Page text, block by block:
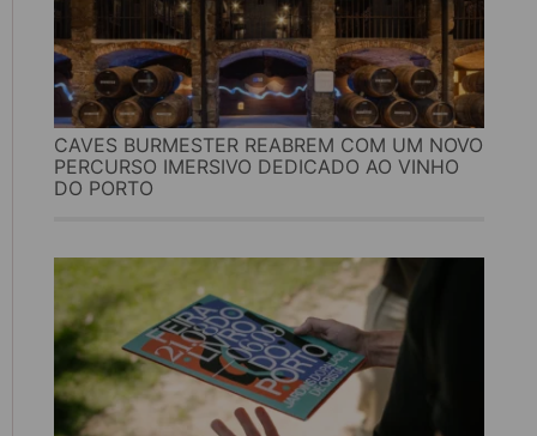
CAVES BURMESTER REABREM COM UM NOVO
PERCURSO IMERSIVO DEDICADO AO VINHO
DO PORTO